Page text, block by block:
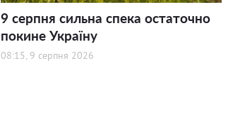
9 серпня сильна спека остаточно
покине Україну
08:15, 9 серпня 2026